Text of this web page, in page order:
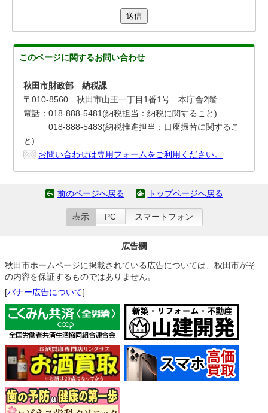
送信
このページに関するお問い合わせ
秋田市財政部 納税課
〒010-8560 秋田市山王一丁目1番1号 本庁舎2階
電話：018-888-5481(納税担当：納税に関すること)
018-888-5483(納税推進担当：口座振替に関するこ
と)
お問い合わせは専用フォームをご利用ください。
前のページへ戻る トップページへ戻る
表示 PC スマートフォン
広告欄
秋田市ホームページに掲載されている広告については、秋田市がそ
の内容を保証するものではありません。
[バナー広告について]